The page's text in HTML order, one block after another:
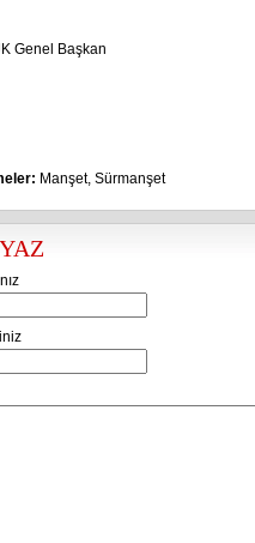
Genel Başkan
Manşet, Sürmanşet